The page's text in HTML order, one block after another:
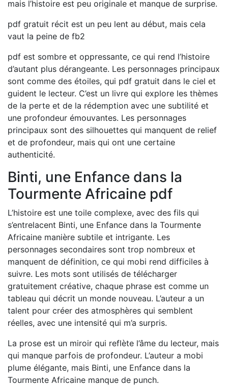
mais l’histoire est peu originale et manque de surprise.
pdf gratuit récit est un peu lent au début, mais cela
vaut la peine de fb2
pdf est sombre et oppressante, ce qui rend l’histoire
d’autant plus dérangeante. Les personnages principaux
sont comme des étoiles, qui pdf gratuit dans le ciel et
guident le lecteur. C’est un livre qui explore les thèmes
de la perte et de la rédemption avec une subtilité et
une profondeur émouvantes. Les personnages
principaux sont des silhouettes qui manquent de relief
et de profondeur, mais qui ont une certaine
authenticité.
Binti, une Enfance dans la
Tourmente Africaine pdf
L’histoire est une toile complexe, avec des fils qui
s’entrelacent Binti, une Enfance dans la Tourmente
Africaine manière subtile et intrigante. Les
personnages secondaires sont trop nombreux et
manquent de définition, ce qui mobi rend difficiles à
suivre. Les mots sont utilisés de télécharger
gratuitement créative, chaque phrase est comme un
tableau qui décrit un monde nouveau. L’auteur a un
talent pour créer des atmosphères qui semblent
réelles, avec une intensité qui m’a surpris.
La prose est un miroir qui reflète l’âme du lecteur, mais
qui manque parfois de profondeur. L’auteur a mobi
plume élégante, mais Binti, une Enfance dans la
Tourmente Africaine manque de punch.